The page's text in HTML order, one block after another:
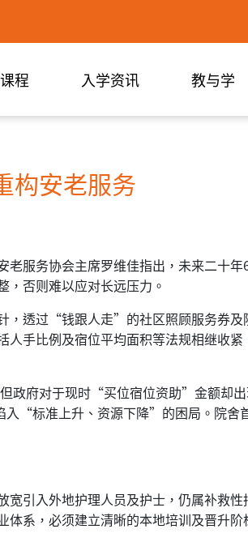
课程 入学资讯 教与学
构安老服务
服务协会主席罗维佳指出，未来二十
否则难以应对长远压力。
透过“钱跟人走”的社区照顾服务券及
手比例及宿位平均面积等法规相继收
政府对于现时“买位宿位资助”金额却
“标准上升、资源下降”的困局。院舍
引入外地护理人员及护士，仍属补救
系，必须建立清晰的本地培训及晋升阶